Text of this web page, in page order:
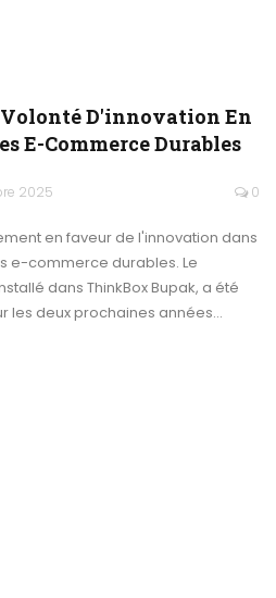
D'innovation En
E-Commerce Durables
2025 0
en faveur de l'innovation dans
e-commerce durables. Le
dans ThinkBox Bupak, a été
les deux prochaines années…